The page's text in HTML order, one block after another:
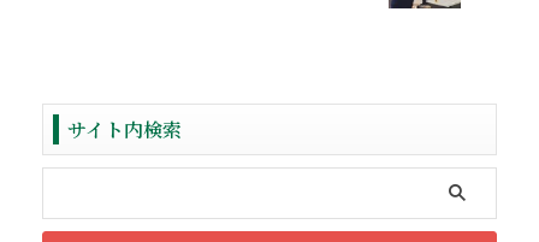
サイト内検索